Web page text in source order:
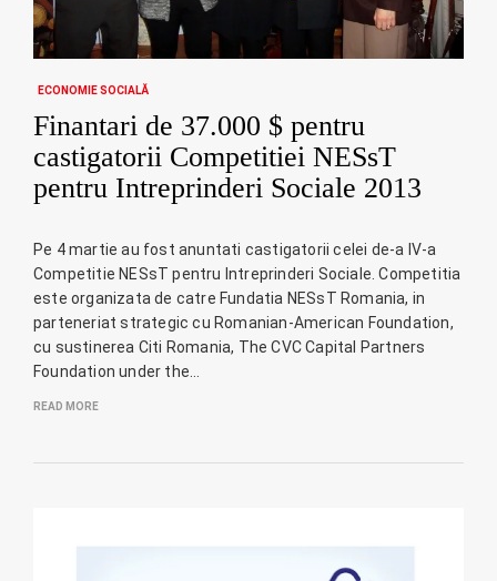
ECONOMIE SOCIALĂ
Finantari de 37.000 $ pentru
castigatorii Competitiei NESsT
pentru Intreprinderi Sociale 2013
Pe 4 martie au fost anuntati castigatorii celei de-a IV-a
Competitie NESsT pentru Intreprinderi Sociale. Competitia
este organizata de catre Fundatia NESsT Romania, in
parteneriat strategic cu Romanian-American Foundation,
cu sustinerea Citi Romania, The CVC Capital Partners
Foundation under the…
READ MORE